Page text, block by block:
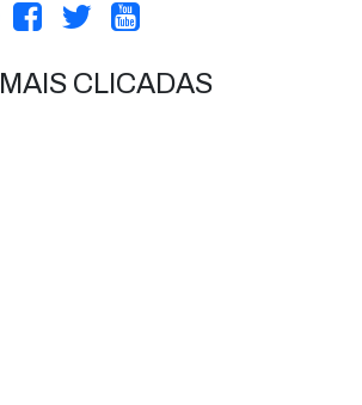
MAIS CLICADAS